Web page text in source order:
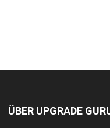
ÜBER UPGRADE